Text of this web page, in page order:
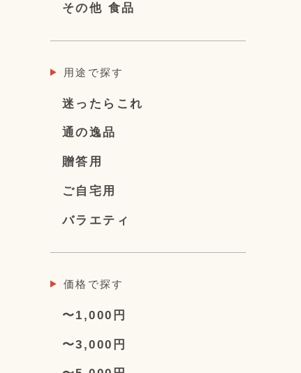
その他 食品
用途で探す
迷ったらこれ
通の逸品
贈答用
ご自宅用
バラエティ
価格で探す
〜1,000円
〜3,000円